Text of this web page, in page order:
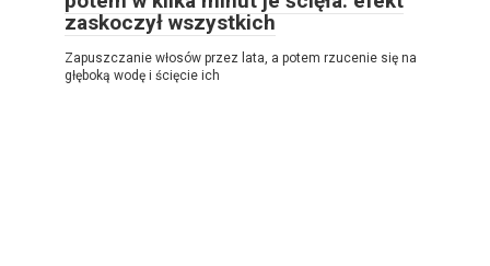
zaskoczył wszystkich
Zapuszczanie włosów przez lata, a potem rzucenie się na
głęboką wodę i ścięcie ich